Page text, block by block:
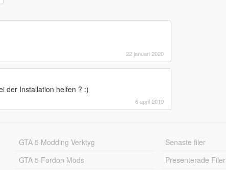
22 januari 2020
der Installation helfen ? :)
6 april 2019
GTA 5 Modding Verktyg
GTA 5 Fordon Mods
Senaste filer
Presenterade Filer